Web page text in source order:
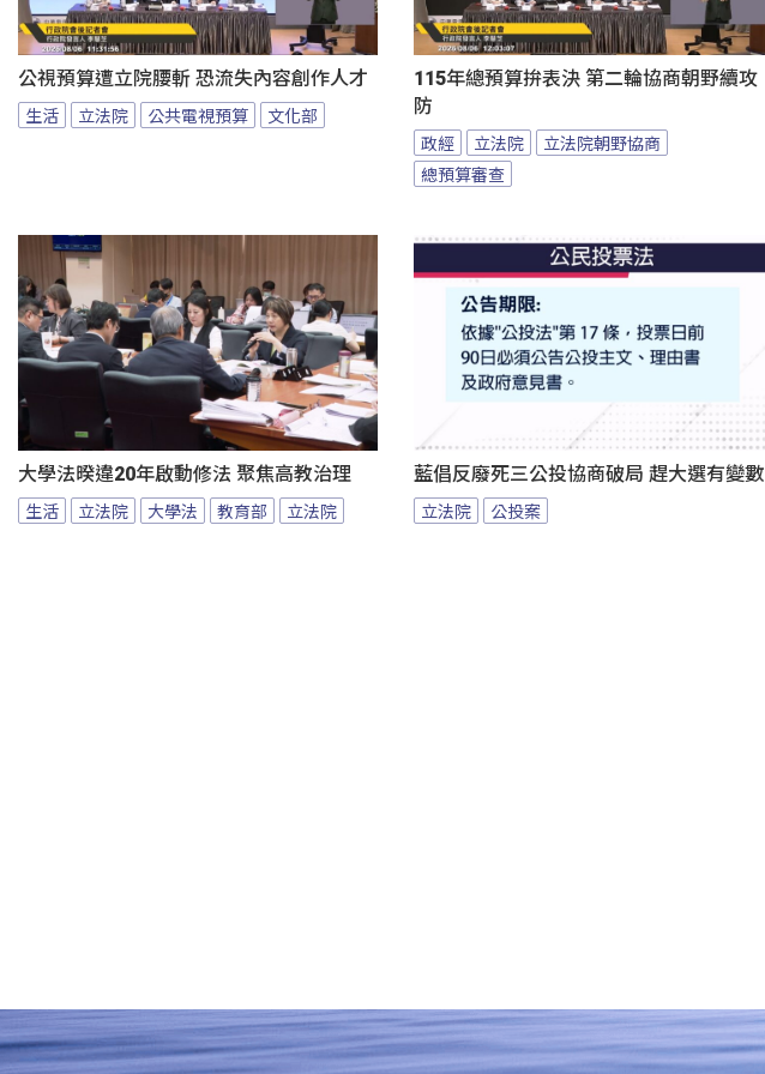
公視預算遭立院腰斬 恐流失內容創作人才
生活 立法院 公共電視預算 文化部
115年總預算拚表決 第二輪協商朝野續攻
防
政經 立法院
立法院朝野協商
總預算審查
大學法暌違20年啟動修法 聚焦高教治理
生活 立法院 大學法 教育部 立法院
藍倡反廢死三公投協商破局 趕大選有變數
立法院 公投案